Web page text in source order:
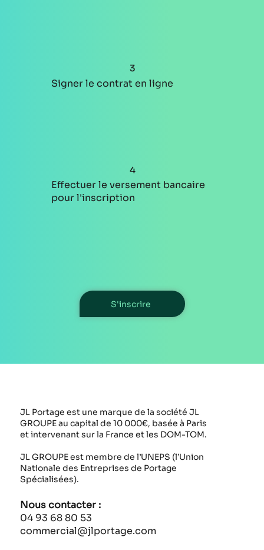
3
Signer le contrat en ligne
4
Effectuer le versement bancaire
pour l'inscription
S'inscrire
JL Portage est une marque de la société JL
GROUPE au capital de 10 000€, basée à Paris
et intervenant sur la France et les DOM-TOM.
JL GROUPE est membre de l’UNEPS (l’Union
Nationale des Entreprises de Portage
Spécialisées).
Nous contacter :
04 93 68 80 53
commercial@jlportage.com